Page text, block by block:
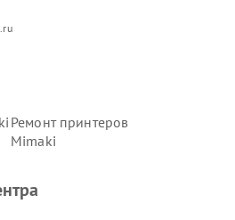
Ремонт принтеров
Mimaki